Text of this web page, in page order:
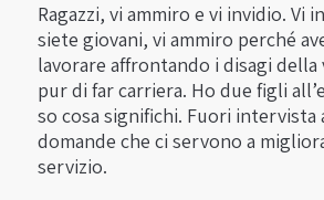
Ragazzi, vi ammiro e vi invidio. Vi
siete giovani, vi ammiro perché
lavorare affrontando i disagi della
pur di far carriera. Ho due figli
so cosa significhi. Fuori intervista
domande che ci servono a
servizio.